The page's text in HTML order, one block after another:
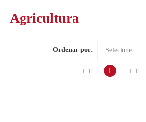
Agricultura
Ordenar por: Selecione
Maior preço
1